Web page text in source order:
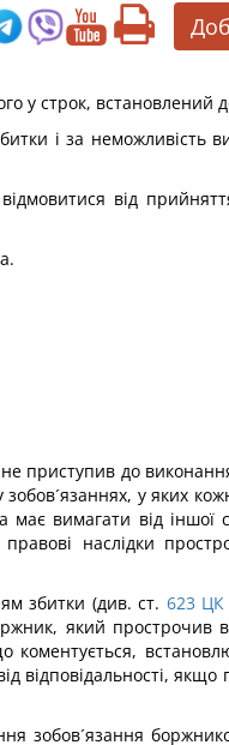
у строк, встановлений
і за неможливість
від
приступив до
у яких
має вимагати від
наслідки
збитки (див. ст. 623 ЦК
який прострочив
відповідальності,
зобов´язання